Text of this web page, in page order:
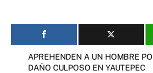
APREHENDEN A UN HOMBRE
DAÑO CULPOSO EN YAUTEPEC